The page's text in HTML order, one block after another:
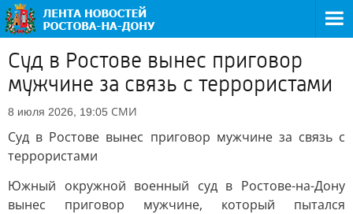
Суд в Ростове вынес приговор
мужчине за связь с террористами
8 июля 2026, 19:05 СМИ
Суд в Ростове вынес приговор мужчине за связь с
террористами
Южный окружной военный суд в Ростове-на-Дону
вынес приговор мужчине, который пытался